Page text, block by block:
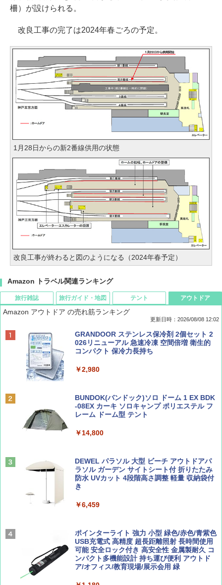
柵）が設けられる。
改良工事の完了は2024年春ごろの予定。
1月28日からの新2番線供用の状態
改良工事が終わると図のようになる（2024年春予定）
Amazon トラベル関連ランキング
旅行雑誌
BE-PAL(ビ-パル) 2026年 9 月号【特別付録:
SOTO ミニマル"旅"財布 ランダム2種】
ディズニーファン ２０２６年 ９月号 [雑
誌] (ＤＩＳＮＥＹ ＦＡＮ)
山と溪谷 2026年8月号「南アルプス大全」
￥1,540
￥1,540
旅行ガイド・地図
D40 地球の歩き方 チェンマイ タイ北部の魅
力的な町 2026～2027 地球の歩き方D アジア
地球の歩き方 スター・ウォーズ
￥2,695
僕が見た未来【完全版】
￥0
球の歩き方A ヨーロッパ
￥2,479
テント
[キャンパーズコレクション 山善] ポップアッ
プテント 傘みたいに広げて畳める パッとサ
ッとサンシェード キューブ フルクローズ メ
&ハイキング カーキ PATC-150(KH)
PYKES PEAK (パイクスピーク) 着替えテン
人用 折りたたみ 防災グッズ 災害用トイレ ビ
￥4,980
テント ワンタッチ RENEW 幅200 2-3人用 43
￥5,999
[キャンパーズコレクション 山善] 傘みたいに
広げるだけ パッとサッとテント ブラックコ
アウトドア
Amazon アウトドア の売れ筋ランキング
更新日時：2026/08/08 12:02
GRANDOOR ステンレス保冷剤 2個セット 2
026リニューアル 急速冷凍 空間倍増 衛生的
コンパクト 保冷力長持ち
￥2,980
BUNDOK(バンドック)ソロ ドーム 1 EX BDK
-08EX カーキ ソロキャンプ ポリエステル フ
レーム ドーム型 テント
￥14,800
DEWEL パラソル 大型 ビーチ アウトドアパ
ラソル ガーデン サイトシート付 折りたたみ
防水 UVカット 4段階高さ調整 軽量 収納袋付
き
￥6,459
ポインターライト 強力 小型 緑色/赤色/青紫色
USB充電式 高精度 超長距離照射 長時間使用
可能 安全ロック付き 高安全性 金属製耐久 コ
ンパクト多機能設計 持ち運び便利 アウトド
ア/オフィス/教育現場/展示会用 緑